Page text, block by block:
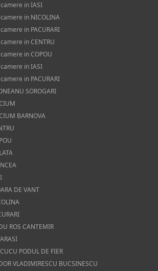
in IASI
in NICOLINA
in PACURARI
in CENTRU
in COPOU
in IASI
in PACURARI
SOROGARI
BARNOVA
DE VANT
ROS CANTEMIR
PODUL DE FIER
VLADIMIRESCU BUCSINESCU